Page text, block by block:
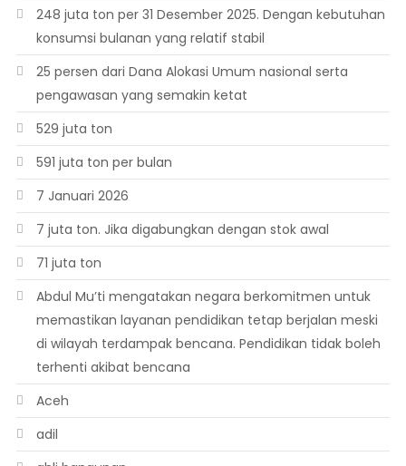
248 juta ton per 31 Desember 2025. Dengan kebutuhan
konsumsi bulanan yang relatif stabil
25 persen dari Dana Alokasi Umum nasional serta
pengawasan yang semakin ketat
529 juta ton
591 juta ton per bulan
7 Januari 2026
7 juta ton. Jika digabungkan dengan stok awal
71 juta ton
Abdul Mu’ti mengatakan negara berkomitmen untuk
memastikan layanan pendidikan tetap berjalan meski
di wilayah terdampak bencana. Pendidikan tidak boleh
terhenti akibat bencana
Aceh
adil